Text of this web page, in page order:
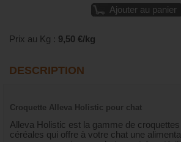
Ajouter au panier
Prix au Kg : 9,50 €/kg
DESCRIPTION
Croquette Alleva Holistic pour chat
Alleva Holistic est la gamme de
céréales qui offre à votre chat une